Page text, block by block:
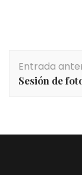
de
entradas
Entrada
Sesión de